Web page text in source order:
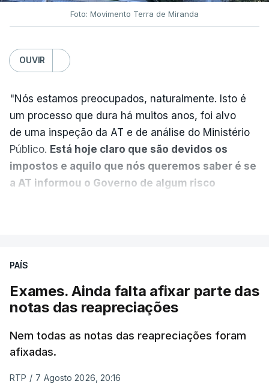
Diretor financeiro da PJ
nega que Construbarcelos
tenha feito obras na casa
onde vive
atualizado 7 Agosto 2026, 15:56
Foto: Movimento Terra de Miranda
OUVIR
"Nós estamos preocupados, naturalmente. Isto é
um processo que dura há muitos anos, foi alvo
de uma inspeção da AT e de análise do Ministério
Público. Está hoje claro que são devidos os
impostos e aquilo que nós queremos saber é se
a AT informou o Governo de algum risco
risco de caducidade dos 335,2 milhões euros
barragens transmontanas vendidas pela EDP à
Engie, o PS questionou, através do Parlamento, o
ministro de Estado e das Finanças, Joaquim
Miranda Sarmento, sobre o tema.
"Naturalmente que nós acreditamos
PAÍS
Exames. Ainda falta afixar parte das
notas das reapreciações
Nem todas as notas das reapreciações foram
afixadas.
RTP / 7 Agosto 2026, 20:16